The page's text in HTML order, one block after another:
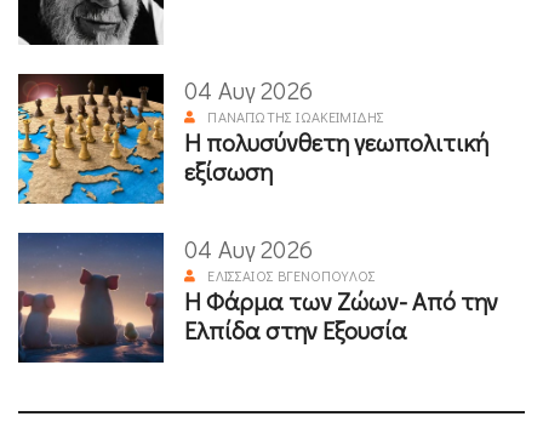
04 Αυγ 2026
ΠΑΝΑΓΙΏΤΗΣ ΙΩΑΚΕΙΜΊΔΗΣ
Η πολυσύνθετη γεωπολιτική
εξίσωση
04 Αυγ 2026
ΕΛΙΣΣΑΊΟΣ ΒΓΕΝΌΠΟΥΛΟΣ
Η Φάρμα των Ζώων- Από την
Ελπίδα στην Εξουσία